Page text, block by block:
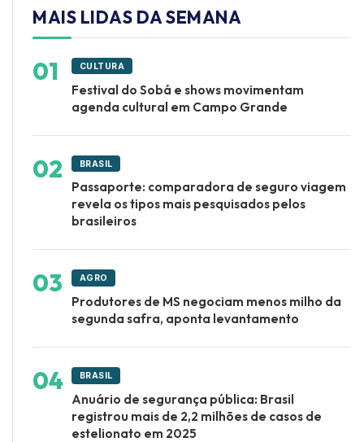
MAIS LIDAS DA SEMANA
CULTURA
Festival do Sobá e shows movimentam
agenda cultural em Campo Grande
BRASIL
Passaporte: comparadora de seguro viagem
revela os tipos mais pesquisados pelos
brasileiros
AGRO
Produtores de MS negociam menos milho da
segunda safra, aponta levantamento
BRASIL
Anuário de segurança pública: Brasil
registrou mais de 2,2 milhões de casos de
estelionato em 2025